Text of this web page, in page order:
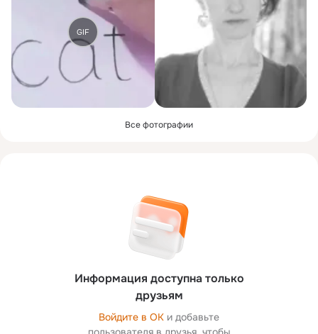
GIF
Все фотографии
Информация доступна только
друзьям
Войдите в ОК и добавьте